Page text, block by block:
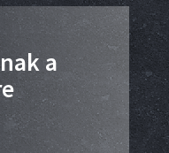
a
Box
81